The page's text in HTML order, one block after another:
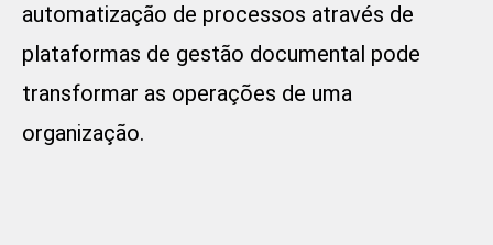
automatização de processos através de
plataformas de gestão documental pode
transformar as operações de uma
organização.